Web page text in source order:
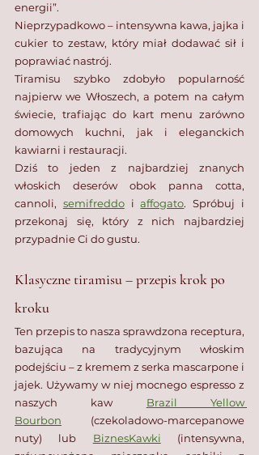
energii”.
Nieprzypadkowo – intensywna kawa, jajka i
cukier to zestaw, który miał dodawać sił i
poprawiać nastrój.
Tiramisu szybko zdobyło popularność
najpierw we Włoszech, a potem na całym
świecie, trafiając do kart menu zarówno
domowych kuchni, jak i eleganckich
kawiarni i restauracji.
Dziś to jeden z najbardziej znanych
włoskich deserów obok panna cotta,
cannoli, semifreddo i affogato. Spróbuj i
przekonaj się, który z nich najbardziej
przypadnie Ci do gustu.
Klasyczne tiramisu – przepis krok po
kroku
Ten przepis to nasza sprawdzona receptura,
bazująca na tradycyjnym włoskim
podejściu – z kremem z serka mascarpone i
jajek. Używamy w niej mocnego espresso z
naszych kaw Brazil Yellow
Bourbon (czekoladowo-marcepanowe
nuty) lub BiznesKawki (intensywna,